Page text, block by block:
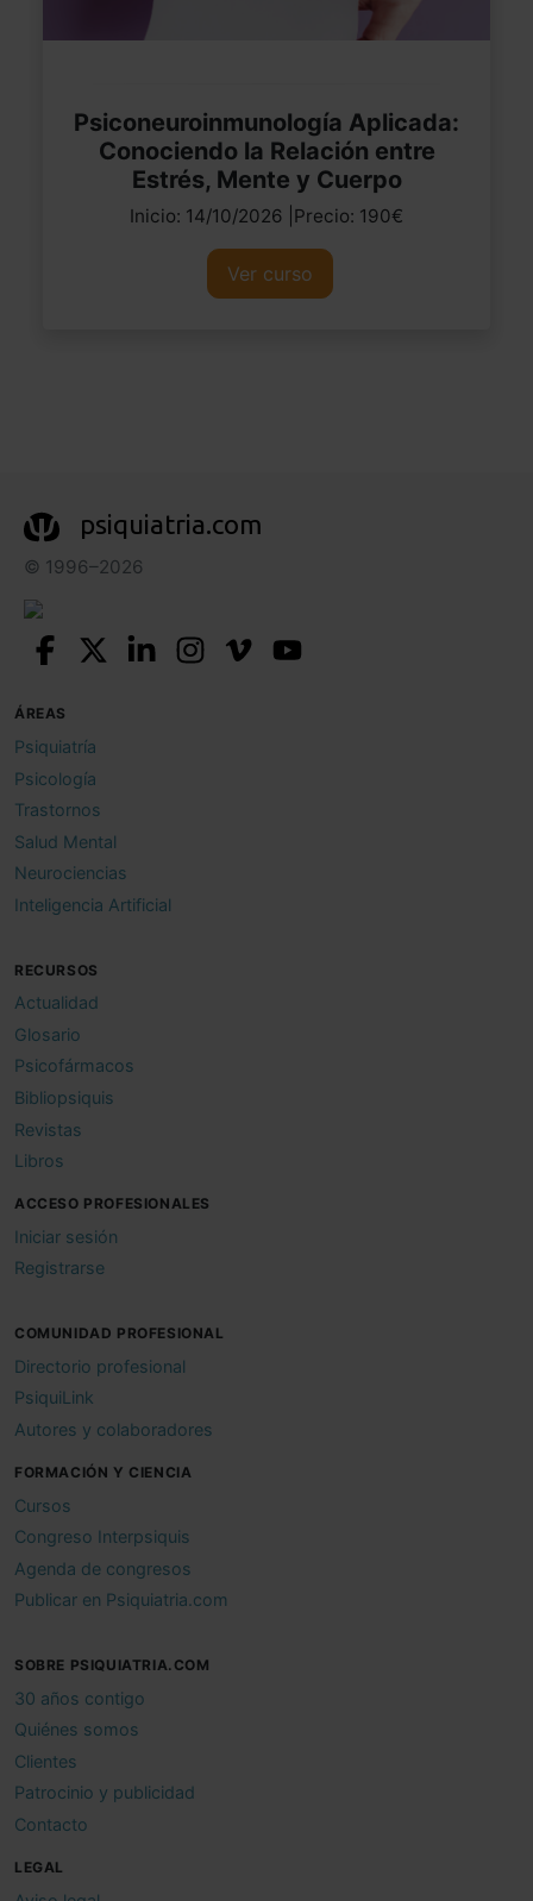
Psiconeuroinmunología Aplicada:
Conociendo la Relación entre
Estrés, Mente y Cuerpo
Inicio: 14/10/2026 |Precio: 190€
Ver curso
psiquiatria.com
© 1996–2026
ÁREAS
Psiquiatría
Psicología
Trastornos
Salud Mental
Neurociencias
Inteligencia Artificial
RECURSOS
Actualidad
Glosario
Psicofármacos
Bibliopsiquis
Revistas
Libros
ACCESO PROFESIONALES
Iniciar sesión
Registrarse
COMUNIDAD PROFESIONAL
Directorio profesional
PsiquiLink
Autores y colaboradores
FORMACIÓN Y CIENCIA
Cursos
Congreso Interpsiquis
Agenda de congresos
Publicar en Psiquiatria.com
SOBRE PSIQUIATRIA.COM
30 años contigo
Quiénes somos
Clientes
Patrocinio y publicidad
Contacto
LEGAL